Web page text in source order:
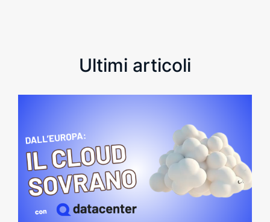
Ultimi articoli